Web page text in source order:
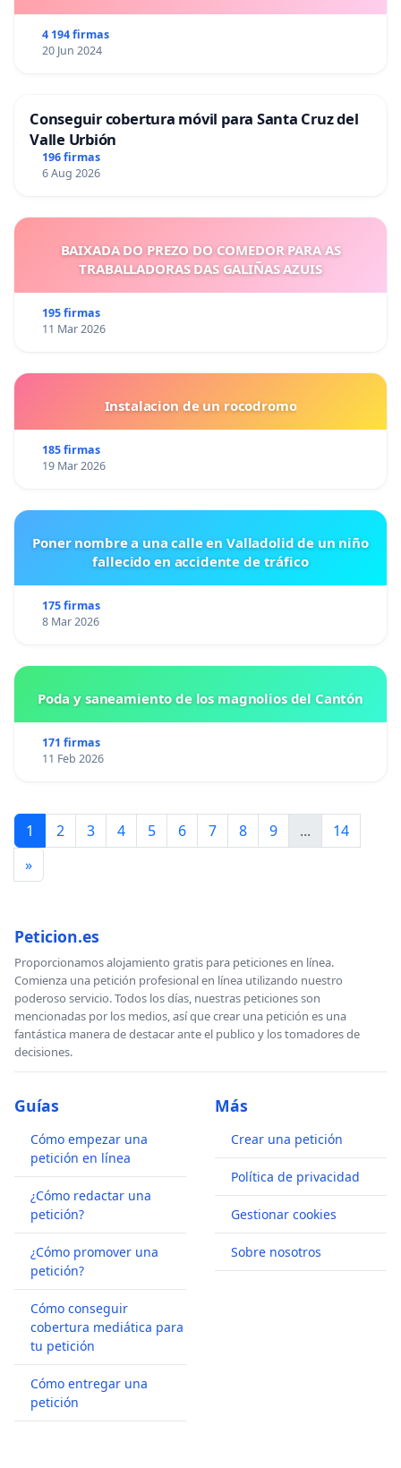
4 194 firmas
20 Jun 2024
Conseguir cobertura móvil para Santa Cruz del
Valle Urbión
196 firmas
6 Aug 2026
BAIXADA DO PREZO DO COMEDOR PARA AS
TRABALLADORAS DAS GALIÑAS AZUIS
195 firmas
11 Mar 2026
Instalacion de un rocodromo
185 firmas
19 Mar 2026
Poner nombre a una calle en Valladolid de un niño
fallecido en accidente de tráfico
175 firmas
8 Mar 2026
Poda y saneamiento de los magnolios del Cantón
171 firmas
11 Feb 2026
1 2 3 4 5 6 7 8 9 ...
14
»
Peticion.es
Proporcionamos alojamiento gratis para peticiones en línea.
Comienza una petición profesional en línea utilizando nuestro
poderoso servicio. Todos los días, nuestras peticiones son
mencionadas por los medios, así que crear una petición es una
fantástica manera de destacar ante el publico y los tomadores de
decisiones.
Guías
Cómo empezar una
petición en línea
¿Cómo redactar una
petición?
¿Cómo promover una
petición?
Cómo conseguir
cobertura mediática para
tu petición
Cómo entregar una
petición
Más
Crear una petición
Política de privacidad
Gestionar cookies
Sobre nosotros